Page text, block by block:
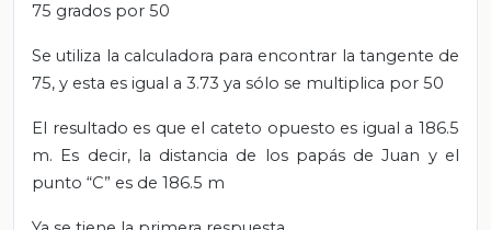
75 grados por 50
Se utiliza la calculadora para encontrar la tangente de
75, y esta es igual a 3.73 ya sólo se multiplica por 50
El resultado es que el cateto opuesto es igual a 186.5
m. Es decir, la distancia de los papás de Juan y el
punto “C” es de 186.5 m